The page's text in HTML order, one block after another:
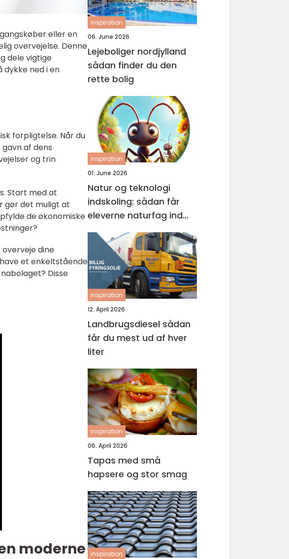
eller en
overvejelse. Denne
dele vigtige
dykke ned i en
forpligtelse. Når du
af dens
og trin
Start med at
gør det muligt at
de økonomiske
dine
et enkeltstående
Disse
moderne
inspiration
06. June 2026
Lejeboliger nordjylland
sådan finder du den
rette bolig
inspiration
01. June 2026
Natur og teknologi
indskoling: sådan får
eleverne naturfag ind
under huden
inspiration
12. April 2026
Landbrugsdiesel sådan
får du mest ud af hver
liter
inspiration
06. April 2026
Tapas med små
hapsere og stor smag
inspiration